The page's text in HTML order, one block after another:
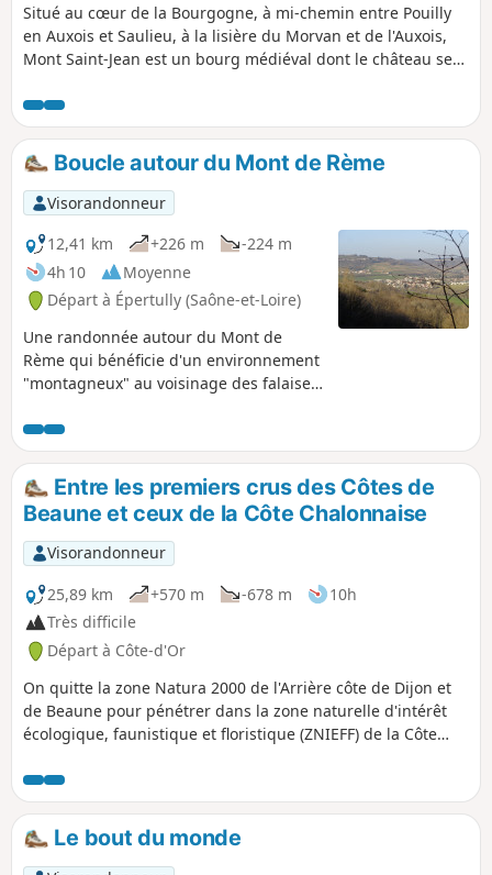
Situé au cœur de la Bourgogne, à mi-chemin entre Pouilly
en Auxois et Saulieu, à la lisière du Morvan et de l'Auxois,
Mont Saint-Jean est un bourg médiéval dont le château se
large vallée où coulent le Doran et le Serein. Son point
culminant s'élève à 578 m (Croix Thomas).
Boucle autour du Mont de Rème
Visorandonneur
12,41 km
+226 m
-224 m
4h 10
Moyenne
Départ à Épertully (Saône-et-Loire)
Une randonnée autour du Mont de
Rème qui bénéficie d'un environnement
"montagneux" au voisinage des falaises
est tranquille avec seulement deux
courtes montées au-dessus des villages
de Créot et de Marcheseuil.
Entre les premiers crus des Côtes de
Beaune et ceux de la Côte Chalonnaise
Visorandonneur
25,89 km
+570 m -678 m
10h
Très difficile
Départ à Côte-d'Or
On quitte la zone Natura 2000 de l'Arrière côte de Dijon et
de Beaune pour pénétrer dans la zone naturelle d'intérêt
écologique, faunistique et floristique (ZNIEFF) de la Côte
par les châteaux des Climats du vignoble de Bourgogne,
inscrits au patrimoine mondial de l'UNESCO. Des tables
d'orientation offrent des points de vue panoramiques. La
découverte d'un camp néolithique précède la traversée des
Le bout du monde